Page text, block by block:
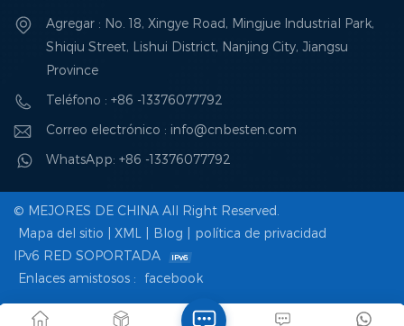
Agregar : No. 18, Xingye Road, Mingjue Industrial Park,
Shiqiu Street, Lishui District, Nanjing City, Jiangsu
Province
Teléfono : +86 -13376077792
Correo electrónico : info@cnbesten.com
WhatsApp: +86 -13376077792
© MEJORES DE CHINA All Right Reserved.
Mapa del sitio
XML Blog
política de privacidad
IPv6 RED SOPORTADA
Enlaces amistosos :
facebook